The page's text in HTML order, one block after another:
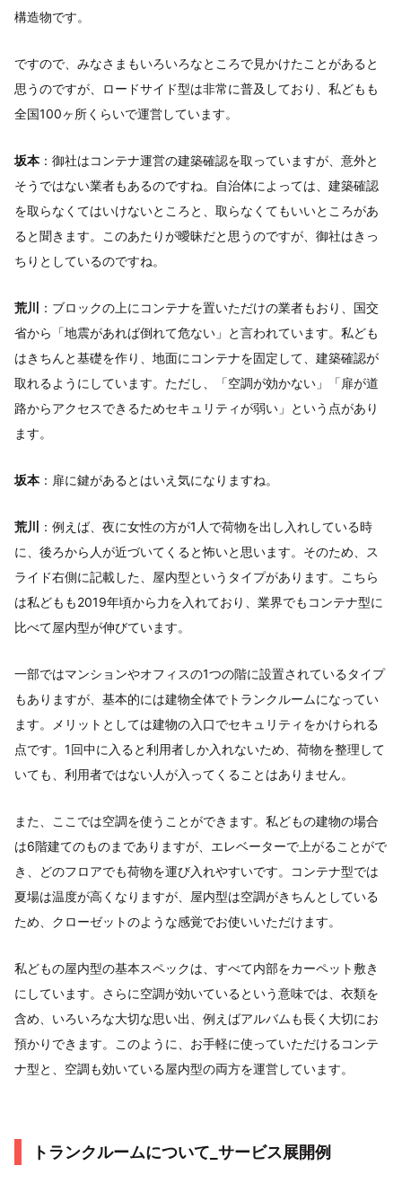
構造物です。
ですので、みなさまもいろいろなところで見かけたことがあると
思うのですが、ロードサイド型は非常に普及しており、私どもも
全国100ヶ所くらいで運営しています。
坂本 ：御社はコンテナ運営の建築確認を取っていますが、意外と
そうではない業者もあるのですね。自治体によっては、建築確認
を取らなくてはいけないところと、取らなくてもいいところがあ
ると聞きます。このあたりが曖昧だと思うのですが、御社はきっ
ちりとしているのですね。
荒川
：ブロックの上にコンテナを置いただけの業者もおり、国交
省から「地震があれば倒れて危ない」と言われています。私ども
はきちんと基礎を作り、地面にコンテナを固定して、建築確認が
取れるようにしています。ただし、「空調が効かない」「扉が道
路からアクセスできるためセキュリティが弱い」という点があり
ます。
坂本 ：扉に鍵があるとはいえ気になりますね。
荒川
：例えば、夜に女性の方が1人で荷物を出し入れしている時
に、後ろから人が近づいてくると怖いと思います。そのため、ス
ライド右側に記載した、屋内型というタイプがあります。こちら
は私どもも2019年頃から力を入れており、業界でもコンテナ型に
比べて屋内型が伸びています。
一部ではマンションやオフィスの1つの階に設置されているタイプ
もありますが、基本的には建物全体でトランクルームになってい
ます。メリットとしては建物の入口でセキュリティをかけられる
点です。1回中に入ると利用者しか入れないため、荷物を整理して
いても、利用者ではない人が入ってくることはありません。
また、ここでは空調を使うことができます。私どもの建物の場合
は6階建てのものまでありますが、エレベーターで上がることがで
き、どのフロアでも荷物を運び入れやすいです。コンテナ型では
夏場は温度が高くなりますが、屋内型は空調がきちんとしている
ため、クローゼットのような感覚でお使いいただけます。
私どもの屋内型の基本スペックは、すべて内部をカーペット敷き
にしています。さらに空調が効いているという意味では、衣類を
含め、いろいろな大切な思い出、例えばアルバムも長く大切にお
預かりできます。このように、お手軽に使っていただけるコンテ
ナ型と、空調も効いている屋内型の両方を運営しています。
トランクルームについて_サービス展開例